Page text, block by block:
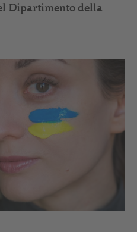
Dipartimento della